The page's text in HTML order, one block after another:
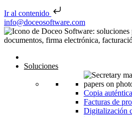
Ir al contenido
Saltar al contenido
info@doceosoftware.com
Soluciones
Copia auténtica
Facturas de
Digitalización